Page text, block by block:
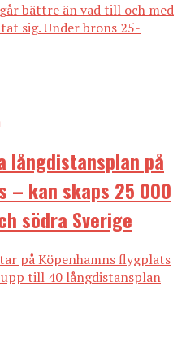
bättre än vad till och med
sig. Under brons 25-
långdistansplan på
– kan skaps 25 000
södra Sverige
på Köpenhamns flygplats
till 40 långdistansplan